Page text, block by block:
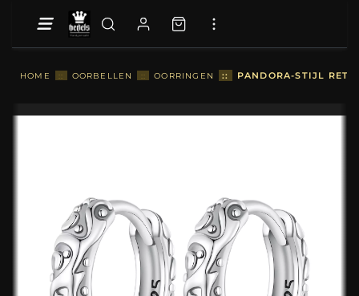
HOME :: OORBELLEN :: OORRINGEN :: PANDORA-STIJL